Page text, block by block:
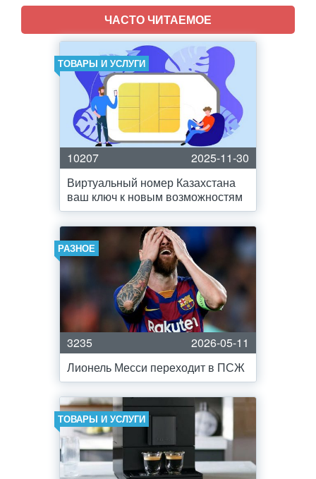
ЧАСТО ЧИТАЕМОЕ
ТОВАРЫ И УСЛУГИ
10207
2025-11-30
Виртуальный номер Казахстана
ваш ключ к новым возможностям
РАЗНОЕ
3235
2026-05-11
Лионель Месси переходит в ПСЖ
ТОВАРЫ И УСЛУГИ